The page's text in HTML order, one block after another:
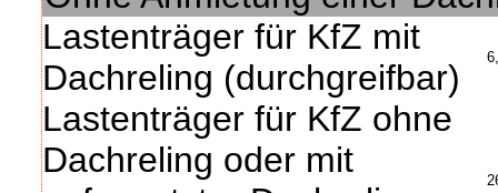
Lastenträger für KfZ mit
Dachreling (durchgreifbar)
Lastenträger für KfZ ohne
Dachreling oder mit